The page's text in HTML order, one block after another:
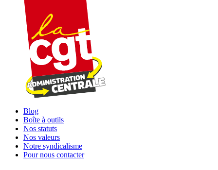
Blog
Boîte à outils
Nos statuts
Nos valeurs
Notre syndicalisme
Pour nous contacter